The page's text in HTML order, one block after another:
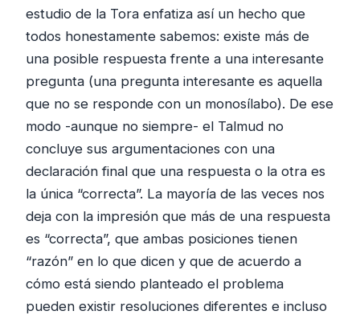
estudio de la Tora enfatiza así un hecho que
todos honestamente sabemos: existe más de
una posible respuesta frente a una interesante
pregunta (una pregunta interesante es aquella
que no se responde con un monosílabo). De ese
modo -aunque no siempre- el Talmud no
concluye sus argumentaciones con una
declaración final que una respuesta o la otra es
la única “correcta”. La mayoría de las veces nos
deja con la impresión que más de una respuesta
es “correcta”, que ambas posiciones tienen
“razón” en lo que dicen y que de acuerdo a
cómo está siendo planteado el problema
pueden existir resoluciones diferentes e incluso